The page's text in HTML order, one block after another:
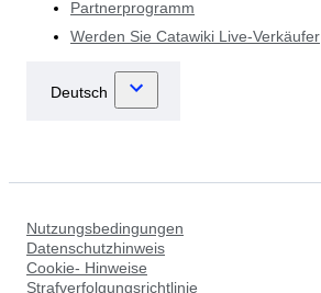
Partnerprogramm
Werden Sie Catawiki Live-Verkäufer
Nutzungsbedingungen
Datenschutzhinweis
Cookie- Hinweise
Strafverfolgungsrichtlinie